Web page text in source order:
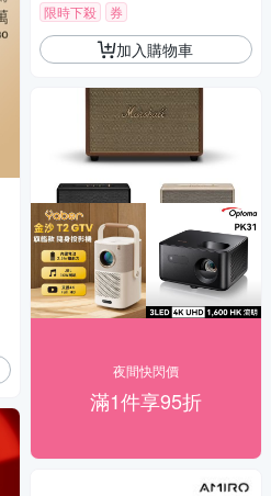
限時下殺
券
加入購物車
夜間快閃價
滿1件享95折